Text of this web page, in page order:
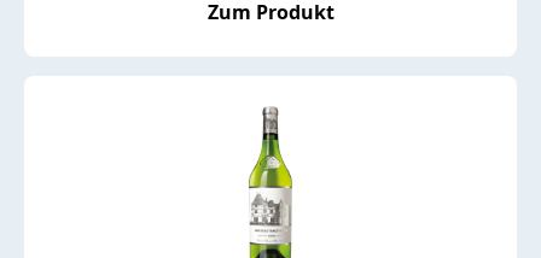
Zum Produkt